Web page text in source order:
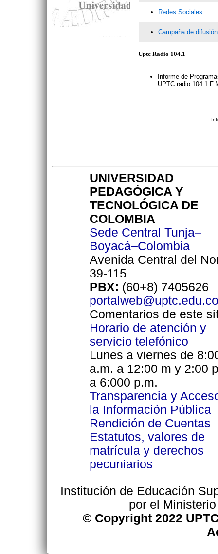
Redes Sociales
Campaña de difusión
Uptc Radio 104.1
Informe de
UPTC radio 104.1
UNIVERSIDAD
PEDAGÓGICA Y
TECNOLÓGICA DE
COLOMBIA
Sede Central Tunja–
Boyacá–Colombia
Avenida Central del
39-115
PBX: (60+8) 7405626
portalweb@uptc.edu.co
Comentarios de este
Horario de atención y
servicio telefónico
Lunes a viernes de
a.m. a 12:00 m y 2:00
a 6:000 p.m.
Transparencia y
la Información Pública
Rendición de Cuentas
Estatutos, valores de
matrícula y derechos
pecuniarios
Institución de Educación
por el
© Copyright 2022